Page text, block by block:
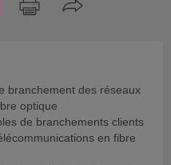
branchement des réseaux
optique
de branchements clients
en fibre